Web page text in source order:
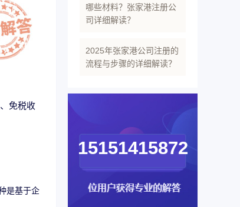
免税收
是基于企
哪些材料？张家港注册公
司详细解读？
2025年张家港公司注册的
流程与步骤的详细解读？
15151415872